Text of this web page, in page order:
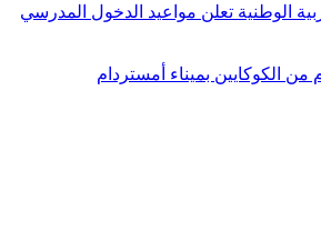
الوطنية تعلن مواعيد الدخول المدرسي